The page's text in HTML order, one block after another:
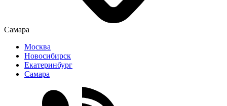
Самара
Москва
Новосибирск
Екатеринбург
Самара